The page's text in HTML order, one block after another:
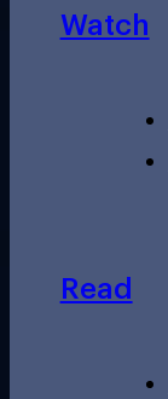
Watch
Read